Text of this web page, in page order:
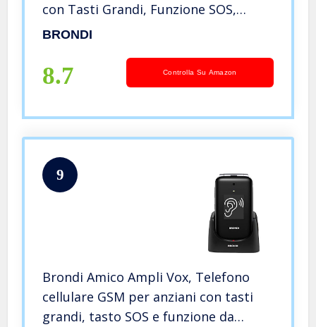
con Tasti Grandi, Funzione SOS,
Controllo Remoto, Volume Alto, Nero
BRONDI
8.7 Controlla Su Amazon
9
Brondi Amico Ampli Vox, Telefono
cellulare GSM per anziani con tasti
grandi, tasto SOS e funzione da